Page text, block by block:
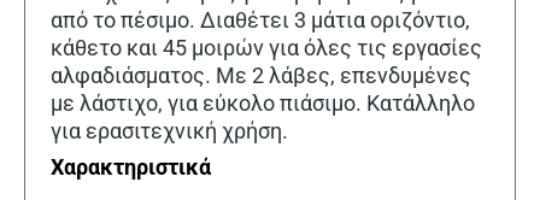
από το πέσιμο. Διαθέτει 3 μάτια οριζόντιο,
κάθετο και 45 μοιρών για όλες τις εργασίες
αλφαδιάσματος. Με 2 λάβες, επενδυμένες
με λάστιχο, για εύκολο πιάσιμο. Κατάλληλο
για ερασιτεχνική χρήση.
Χαρακτηριστικά